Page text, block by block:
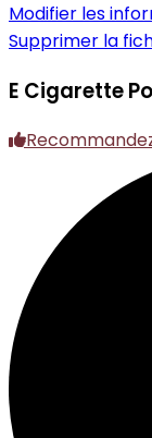
Modifier les
Supprimer la
E Cigarette